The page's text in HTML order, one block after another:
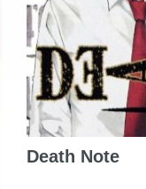
Death Note